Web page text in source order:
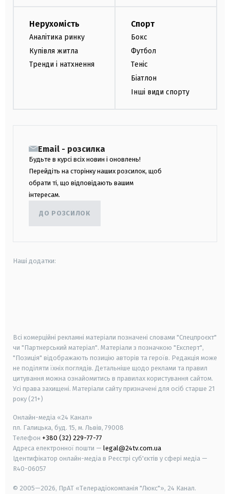
Нерухомість
Аналітика ринку
Купівля житла
Тренди і натхнення
Спорт
Бокс
Футбол
Теніс
Біатлон
Інші види спорту
Email - розсилка
Будьте в курсі всіх новин і оновлень!
Перейдіть на сторінку наших розсилок, щоб
обрати ті, що відповідають вашим
інтересам.
ДО РОЗСИЛОК
Наші додатки:
Всі комерційні рекламні матеріали позначені словами "Спецпроєкт"
чи "Партнерський матеріал". Матеріали з позначкою "Експерт",
"Позиція" відображають позицію авторів та героїв. Редакція може
не поділяти їхніх поглядів. Детальніше щодо реклами та правил
цитування можна ознайомитись в правилах користування сайтом.
Усі права захищені. Матеріали сайту призначені для осіб старше 21
року (21+)
Онлайн-медіа «24 Канал»
пл. Галицька, буд. 15, м. Львів, 79008
Телефон +380 (32) 229-77-77
Адреса електронної пошти — legal@24tv.com.ua
Ідентифікатор онлайн-медіа в Реєстрі суб'єктів у сфері медіа —
R40-06057
© 2005—2026, ПрАТ «Телерадіокомпанія "Люкс"», 24 Канал.